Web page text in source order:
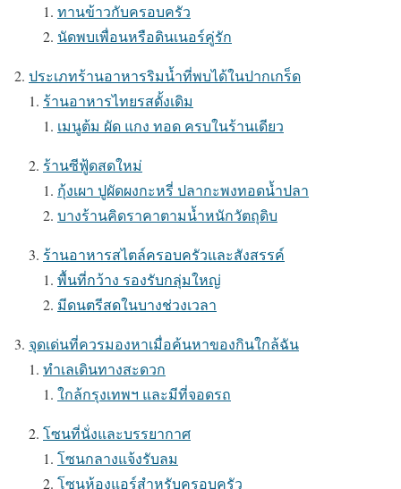
ทานข้าวกับครอบครัว
นัดพบเพื่อนหรือดินเนอร์คู่รัก
ประเภทร้านอาหารริมน้ำที่พบได้ในปากเกร็ด
ร้านอาหารไทยรสดั้งเดิม
เมนูต้ม ผัด แกง ทอด ครบในร้านเดียว
ร้านซีฟู้ดสดใหม่
กุ้งเผา ปูผัดผงกะหรี่ ปลากะพงทอดน้ำปลา
บางร้านคิดราคาตามน้ำหนักวัตถุดิบ
ร้านอาหารสไตล์ครอบครัวและสังสรรค์
พื้นที่กว้าง รองรับกลุ่มใหญ่
มีดนตรีสดในบางช่วงเวลา
จุดเด่นที่ควรมองหาเมื่อค้นหาของกินใกล้ฉัน
ทำเลเดินทางสะดวก
ใกล้กรุงเทพฯ และมีที่จอดรถ
โซนที่นั่งและบรรยากาศ
โซนกลางแจ้งรับลม
โซนห้องแอร์สำหรับครอบครัว